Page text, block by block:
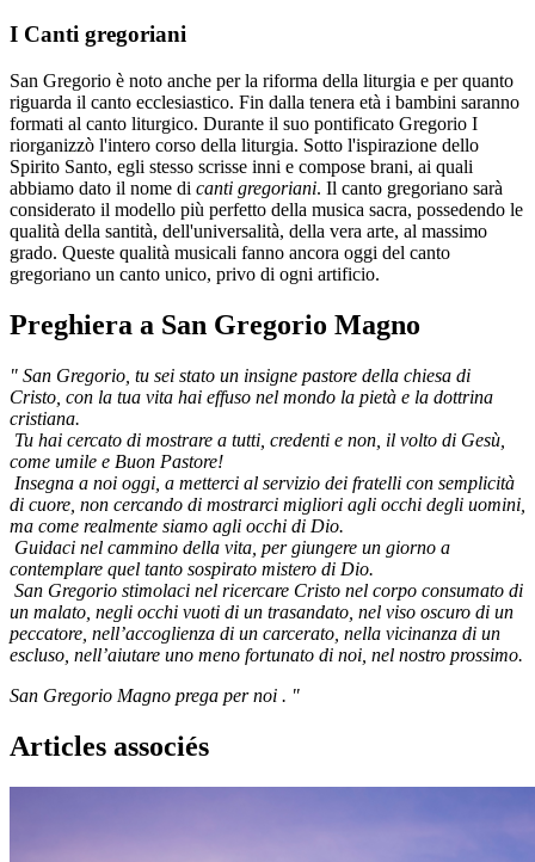
I Canti gregoriani
San Gregorio è noto anche per la riforma della liturgia e per quanto
riguarda il canto ecclesiastico. Fin dalla tenera età i bambini saranno
formati al canto liturgico. Durante il suo pontificato Gregorio I
riorganizzò l'intero corso della liturgia. Sotto l'ispirazione dello
Spirito Santo, egli stesso scrisse inni e compose brani, ai quali
abbiamo dato il nome di canti gregoriani. Il canto gregoriano sarà
considerato il modello più perfetto della musica sacra, possedendo le
qualità della santità, dell'universalità, della vera arte, al massimo
grado. Queste qualità musicali fanno ancora oggi del canto
gregoriano un canto unico, privo di ogni artificio.
Preghiera a San Gregorio Magno
" San Gregorio, tu sei stato un insigne pastore della chiesa di
Cristo, con la tua vita hai effuso nel mondo la pietà e la dottrina
cristiana.
Tu hai cercato di mostrare a tutti, credenti e non, il volto di Gesù,
come umile e Buon Pastore!
Insegna a noi oggi, a metterci al servizio dei fratelli con semplicità
di cuore, non cercando di mostrarci migliori agli occhi degli uomini,
ma come realmente siamo agli occhi di Dio.
Guidaci nel cammino della vita, per giungere un giorno a
contemplare quel tanto sospirato mistero di Dio.
San Gregorio stimolaci nel ricercare Cristo nel corpo consumato di
un malato, negli occhi vuoti di un trasandato, nel viso oscuro di un
peccatore, nell’accoglienza di un carcerato, nella vicinanza di un
escluso, nell’aiutare uno meno fortunato di noi, nel nostro prossimo.
San Gregorio Magno prega per noi . "
Articles associés